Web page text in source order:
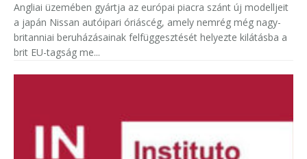
Angliai üzemében gyártja az európai piacra szánt új modelljeit
a japán Nissan autóipari óriáscég, amely nemrég még nagy-
britanniai beruházásainak felfüggesztését helyezte kilátásba a
brit EU-tagság me...